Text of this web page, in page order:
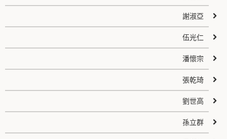
謝淑亞
伍光仁
潘懷宗
張乾琦
劉世高
孫立群